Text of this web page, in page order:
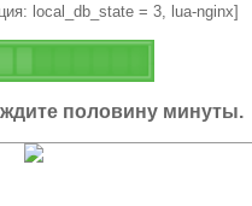
local_db_state = 3, lua-nginx]
половину минуты.